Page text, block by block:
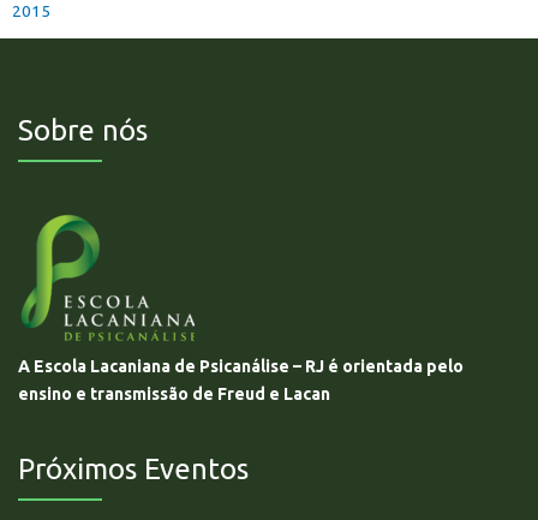
2015
Sobre nós
A Escola Lacaniana de Psicanálise – RJ é orientada pelo
ensino e transmissão de Freud e Lacan
Próximos Eventos